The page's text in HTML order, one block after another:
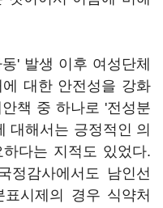
' 발생 이후 여성단체
대한 안전성을 강화
책 중 하나로 '전성분
대해서는 긍정적인 의
다는 지적도 있었다.
정감사에서도 남인선
시제의 경우 식약처